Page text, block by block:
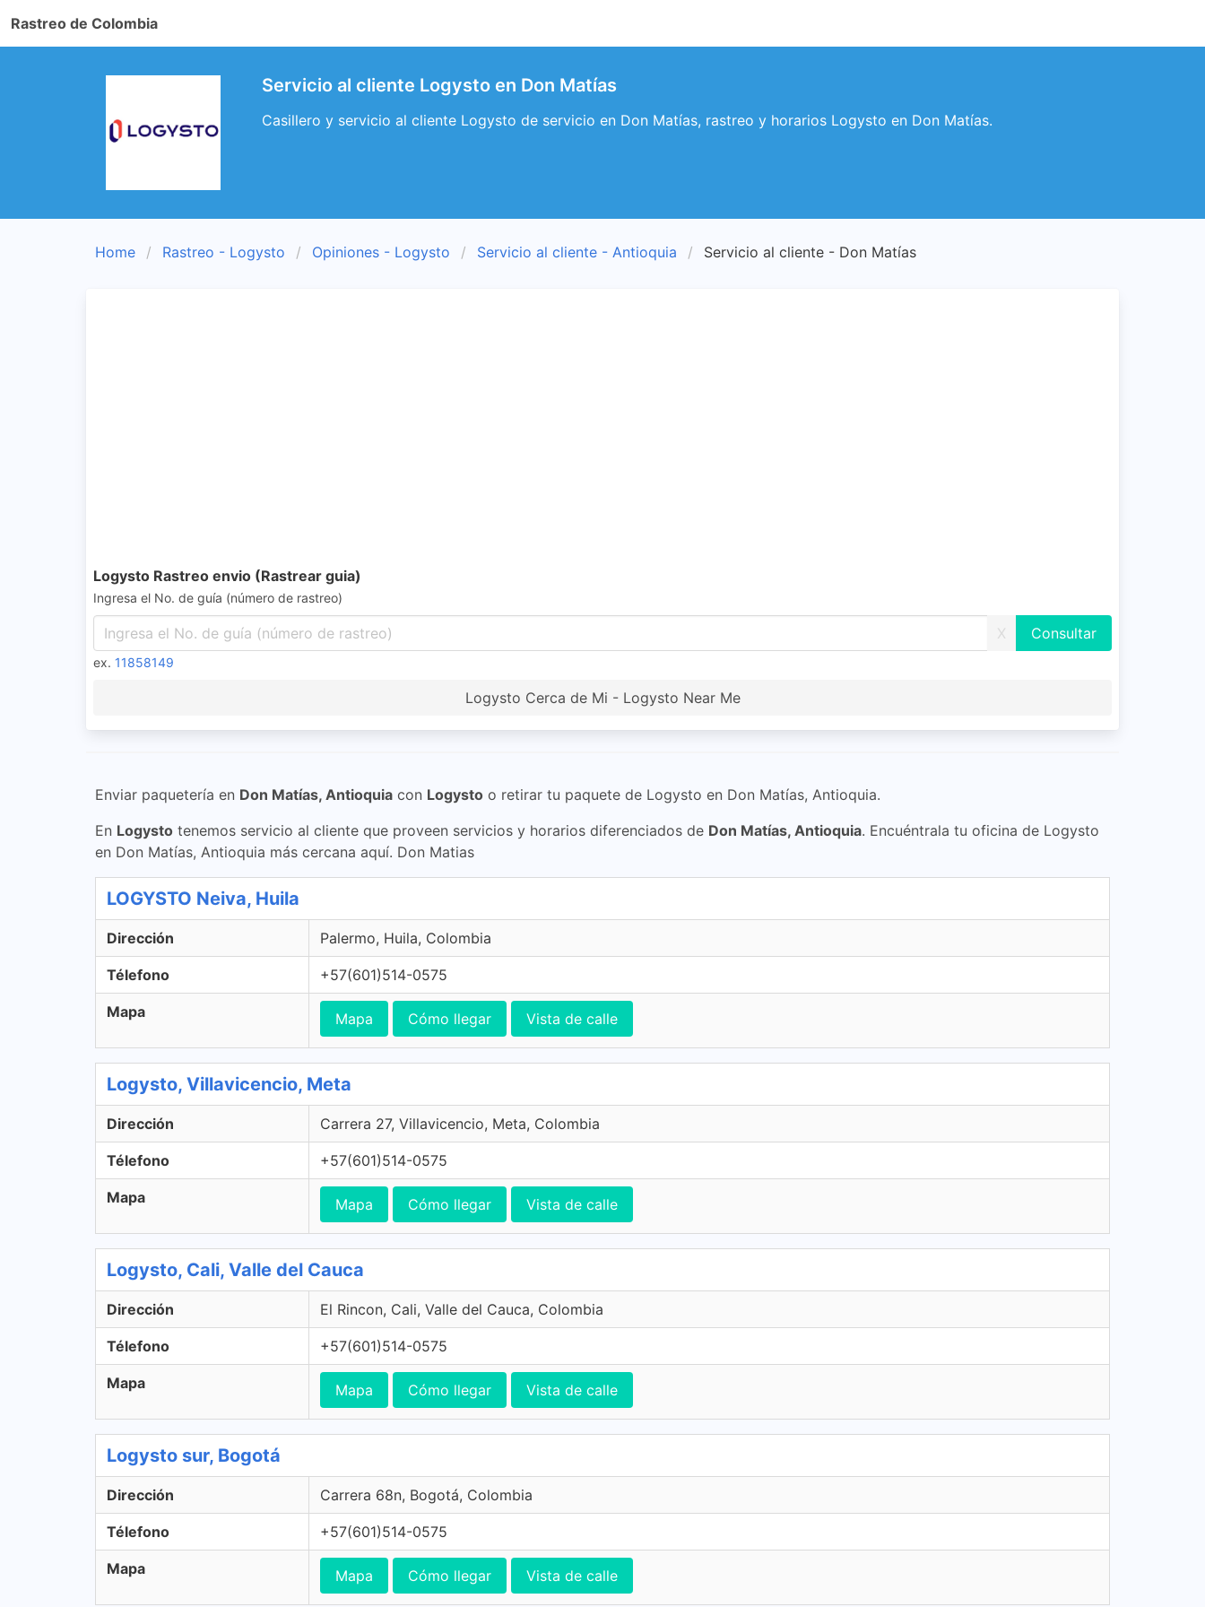
Rastreo de Colombia
Servicio al cliente Logysto en Don Matías
Casillero y servicio al cliente Logysto de servicio en Don Matías, rastreo y horarios Logysto en Don Matías.
Home Rastreo - Logysto Opiniones - Logysto Servicio al cliente - Antioquia Servicio al cliente - Don Matías
Logysto Rastreo envio (Rastrear guia)
Ingresa el No. de guía (número de rastreo)
X
ex. 11858149
Logysto Cerca de Mi - Logysto Near Me
Enviar paquetería en Don Matías, Antioquia con Logysto o retirar tu paquete de Logysto en Don Matías, Antioquia.
En Logysto tenemos servicio al cliente que proveen servicios y horarios diferenciados de Don Matías, Antioquia. Encuéntrala tu oficina de Logysto
en Don Matías, Antioquia más cercana aquí. Don Matias
LOGYSTO Neiva, Huila
Dirección Palermo, Huila, Colombia
Télefono +57(601)514-0575
Mapa Mapa Cómo llegar Vista de calle
Logysto, Villavicencio, Meta
Dirección Carrera 27, Villavicencio, Meta, Colombia
Télefono +57(601)514-0575
Mapa Mapa Cómo llegar Vista de calle
Logysto, Cali, Valle del Cauca
Dirección El Rincon, Cali, Valle del Cauca, Colombia
Télefono +57(601)514-0575
Mapa Mapa Cómo llegar Vista de calle
Logysto sur, Bogotá
Dirección Carrera 68n, Bogotá, Colombia
Télefono +57(601)514-0575
Mapa Mapa Cómo llegar Vista de calle